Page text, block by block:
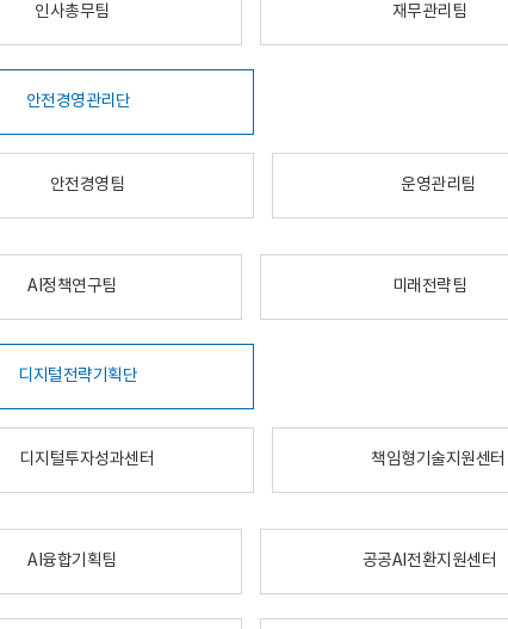
인사총무팀 재무관리팀
안전경영관리단
안전경영팀 운영관리팀
AI정책연구팀 미래전략팀
디지털전략기획단
디지털투자성과센터 책임형기술지원센터
AI융합기획팀 공공AI전환지원센터